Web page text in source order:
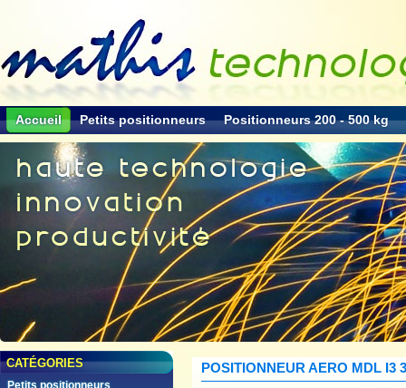
Accueil Petits positionneurs Positionneurs 200 - 500 kg
CATÉGORIES
Petits positionneurs
Accueil > Positionneur AERO
POSITIONNEUR AERO MDL I3